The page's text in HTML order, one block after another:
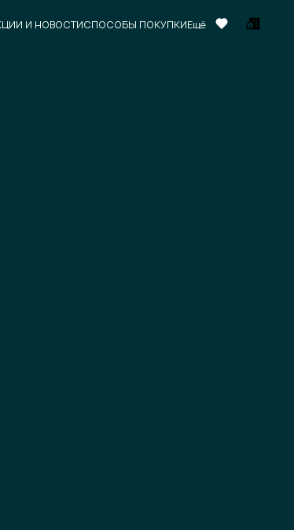
И НОВОСТИСПОСОБЫ ПОКУПКИЕщё